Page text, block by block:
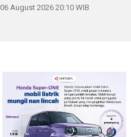
06 August 2026 20:10 WIB